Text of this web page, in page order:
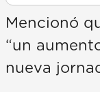
Mencionó
“un
nueva